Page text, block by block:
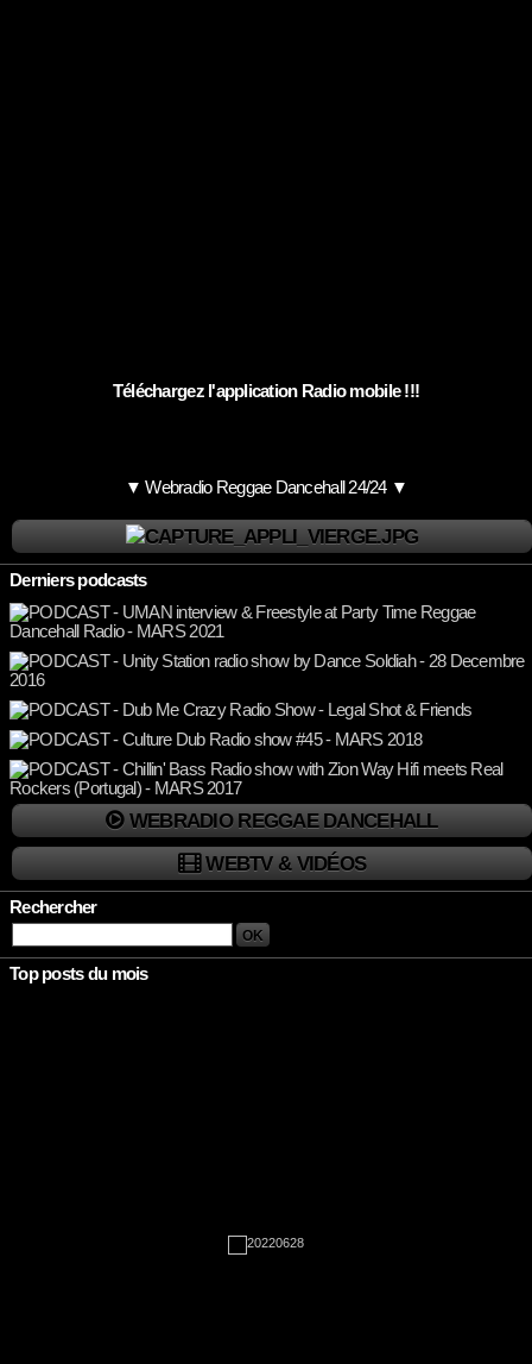
Téléchargez l'application Radio mobile !!!
▼ Webradio Reggae Dancehall 24/24 ▼
Derniers podcasts
WEBRADIO REGGAE DANCEHALL
WEBTV & VIDÉOS
Rechercher
Top posts du mois